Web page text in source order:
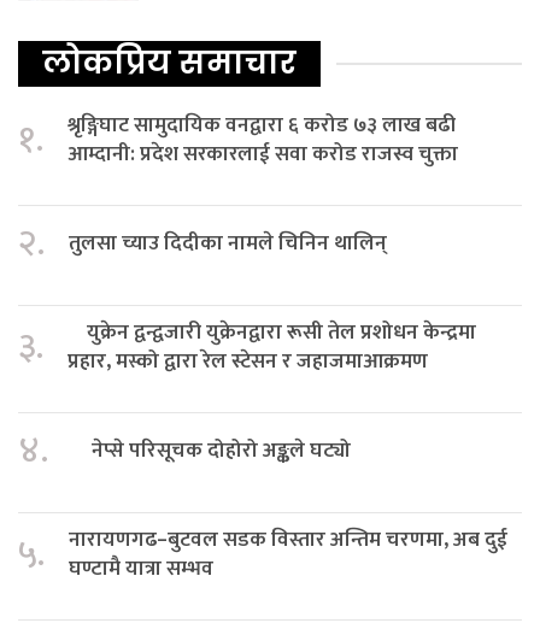
लोकप्रिय समाचार
१.
श्रृङ्गिघाट सामुदायिक वनद्वारा ६ करोड ७३ लाख बढी
आम्दानी: प्रदेश सरकारलाई सवा करोड राजस्व चुक्ता
२. तुलसा च्याउ दिदीका नामले चिनिन थालिन्
३.
युक्रेन द्वन्द्वजारी युक्रेनद्वारा रूसी तेल प्रशोधन केन्द्रमा
प्रहार, मस्को द्वारा रेल स्टेसन र जहाजमाआक्रमण
४. नेप्से परिसूचक दोहोरो अङ्कले घट्यो
५.
नारायणगढ–बुटवल सडक विस्तार अन्तिम चरणमा, अब दुई
घण्टामै यात्रा सम्भव